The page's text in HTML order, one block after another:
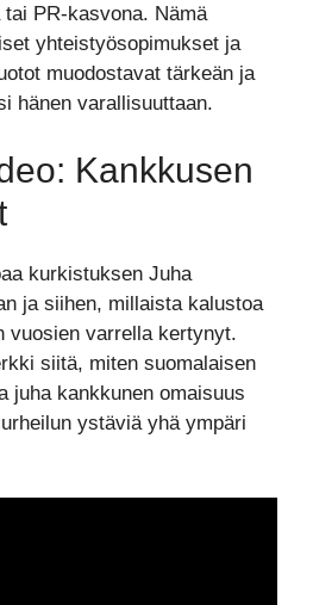
PR-kasvona. Nämä
yhteistyösopimukset ja
muodostavat tärkeän ja
hänen varallisuuttaan.
Kankkusen
kurkistuksen Juha
ja siihen, millaista kalustoa
vuosien varrella kertynyt.
siitä, miten suomalaisen
juha kankkunen omaisuus
ystäviä yhä ympäri